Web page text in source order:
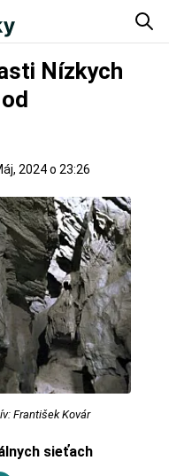
Nízkych
2024 o 23:26
František Kovár
sieťach